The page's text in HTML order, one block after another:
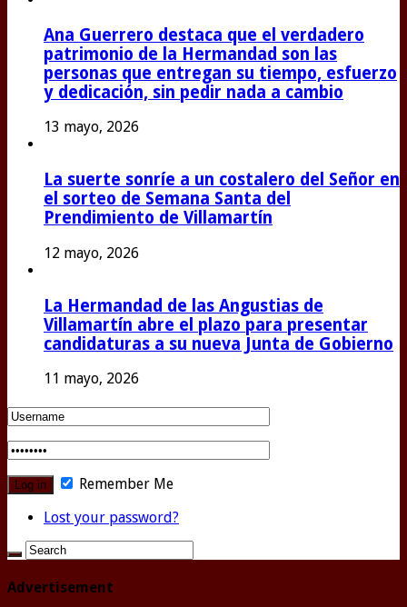
Ana Guerrero destaca que el verdadero
patrimonio de la Hermandad son las
personas que entregan su tiempo, esfuerzo
y dedicación, sin pedir nada a cambio
13 mayo, 2026
La suerte sonríe a un costalero del Señor en
el sorteo de Semana Santa del
Prendimiento de Villamartín
12 mayo, 2026
La Hermandad de las Angustias de
Villamartín abre el plazo para presentar
candidaturas a su nueva Junta de Gobierno
11 mayo, 2026
Remember Me
Lost your password?
Advertisement